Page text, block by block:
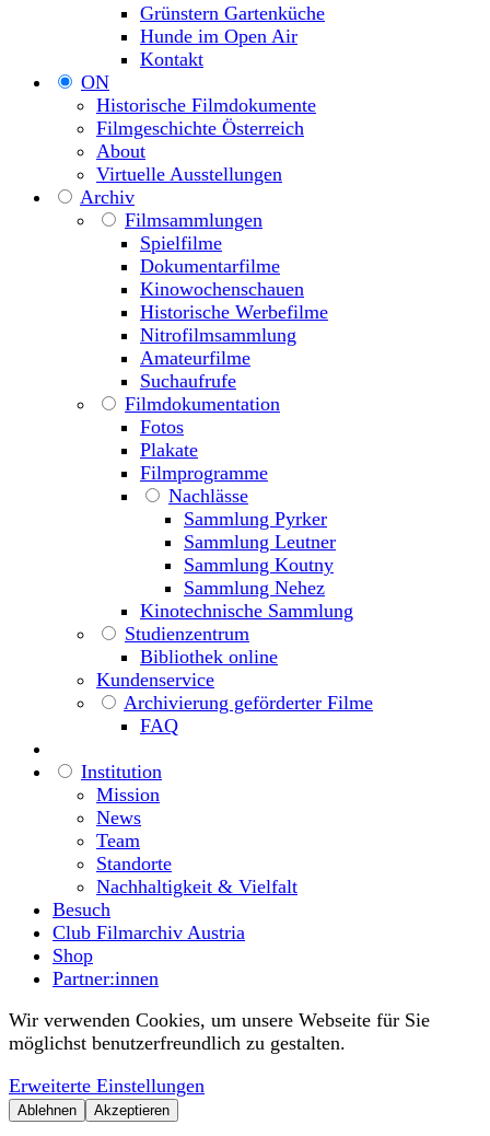
Grünstern Gartenküche
Hunde im Open Air
Kontakt
ON
Historische Filmdokumente
Filmgeschichte Österreich
About
Virtuelle Ausstellungen
Archiv
Filmsammlungen
Spielfilme
Dokumentarfilme
Kinowochenschauen
Historische Werbefilme
Nitrofilmsammlung
Amateurfilme
Suchaufrufe
Filmdokumentation
Fotos
Plakate
Filmprogramme
Nachlässe
Sammlung Pyrker
Sammlung Leutner
Sammlung Koutny
Sammlung Nehez
Kinotechnische Sammlung
Studienzentrum
Bibliothek online
Kundenservice
Archivierung geförderter Filme
FAQ
Institution
Mission
News
Team
Standorte
Nachhaltigkeit & Vielfalt
Besuch
Club Filmarchiv Austria
Shop
Partner:innen
Wir verwenden Cookies, um unsere Webseite für Sie
möglichst benutzerfreundlich zu gestalten.
Erweiterte Einstellungen
Ablehnen Akzeptieren